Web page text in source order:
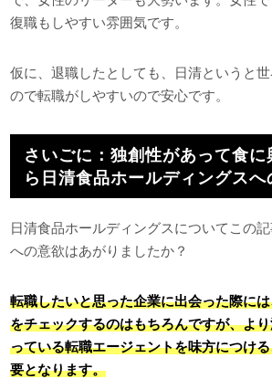
復職もしやすい雰囲気です。
仮に、退職したとしても、日清というと
ので転職がしやすいので安心です。
さいごに：独創性があって食に
ら日清食品ホールディングスへ
日清食品ホールディングスについてこの
への意欲はあがりましたか？
転職したいと思った企業に出会った際に
をチェックするのはもちろんですが、よ
っている転職エージェントを味方につけ
要となります。